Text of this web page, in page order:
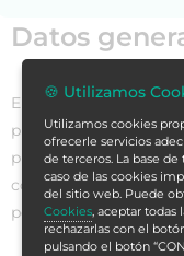
Datos
El Curso de
programa de
profesionales de la
conocimientos
personal y médica de
🍪 Utilizamos
Utilizamos cookies
ofrecerle servicios
de terceros. La base
caso de las cookies
del sitio web. Puede
Cookies, aceptar todas
rechazarlas con el
pulsando el botón